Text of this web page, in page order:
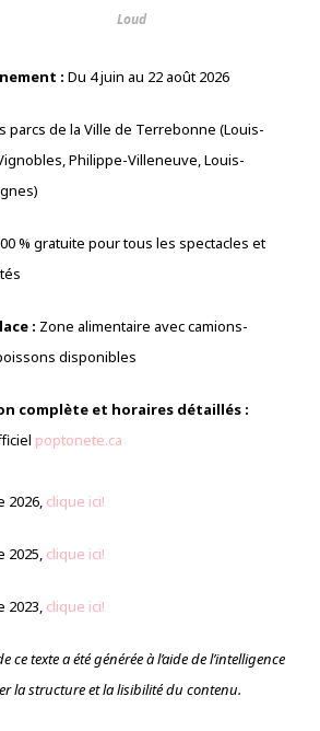
Loud
: Du 4 juin au 22 août 2026
parcs de la Ville de Terrebonne (Louis-
Philippe-Villeneuve, Louis-
% gratuite pour tous les spectacles et
: Zone alimentaire avec camions-
disponibles
complète et horaires détaillés :
poptonete.ca
2026, clique ici!
2025, clique ici!
2023, clique ici!
ce texte a été générée à l’aide de l’intelligence
la structure et la lisibilité du contenu.